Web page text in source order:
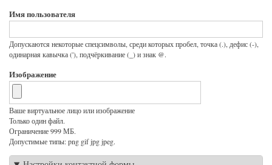
Имя пользователя
Допускаются некоторые спецсимволы, среди которых пробел, точка (.), дефис (-),
одинарная кавычка ('), подчёркивание (_) и знак @.
Изображение
Ваше виртуальное лицо или изображение
Только один файл.
Ограничение 999 МБ.
Допустимые типы: png gif jpg jpeg.